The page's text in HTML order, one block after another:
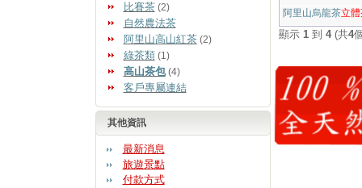
比賽茶(2)
自然農法茶
阿里山高山紅茶(2)
綠茶類 (1)
高山茶包(4)
客戶專屬連結
其他資訊
最新消息
旅遊景點
付款方式
阿里山烏龍茶立
顯示 1到 4(共4